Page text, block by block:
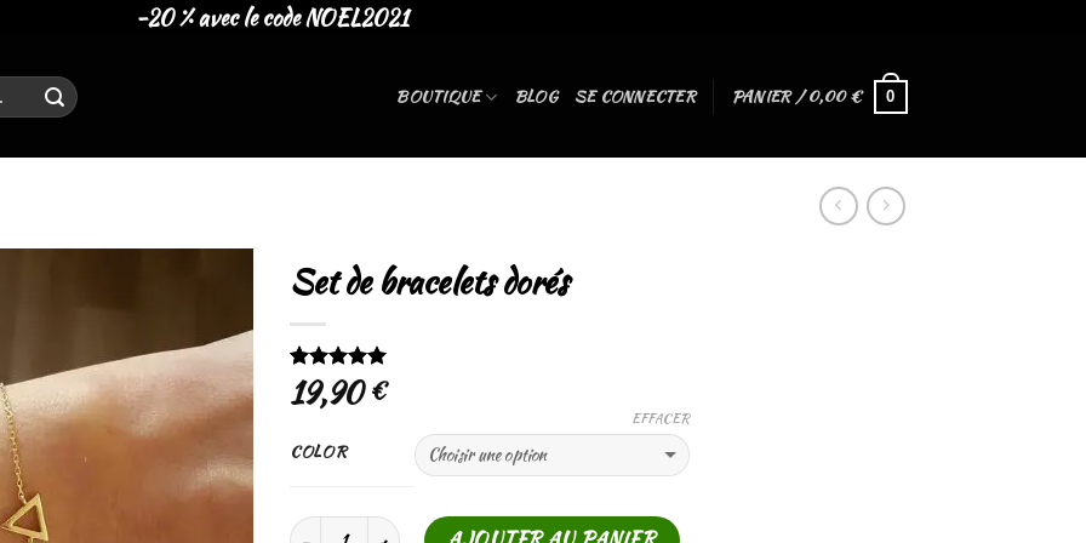
-20 % avec le code NOEL2021
BOUTIQUE BLOG SE CONNECTER PANIER /0,00€ 0
Ajouter
à la liste
de
Set de bracelets dorés
Noté5.00
sur 5 basé
2
client
19,90€
COLOR
EFFACER
Quantité